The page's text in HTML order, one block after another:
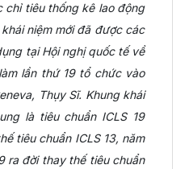
chỉ tiêu thống kê lao động
niệm mới đã được các
tại Hội nghị quốc tế về
lần thứ 19 tổ chức vào
Thụy Sĩ. Khung khái
là tiêu chuẩn ICLS 19
tiêu chuẩn ICLS 13, năm
ra đời thay thế tiêu chuẩn